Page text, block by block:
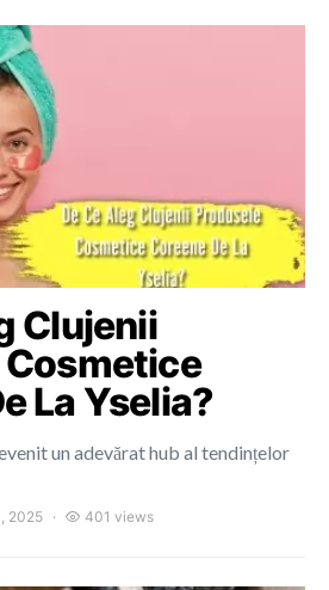
Clujenii
La Yselia?
un adevărat hub al tendințelor
2025 401 views